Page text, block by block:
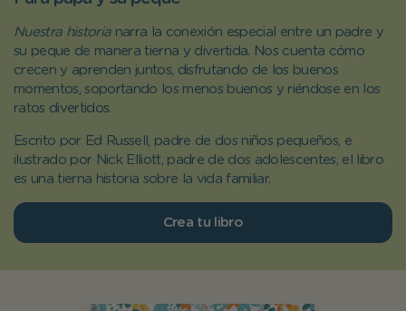
Nuestra historianarra la conexión especial entre un padre y
su peque de manera tierna y divertida. Nos cuenta cómo
crecen y aprenden juntos, disfrutando de los buenos
momentos, soportando los menos buenos y riéndose en los
ratos divertidos.
Escrito por Ed Russell, padre de dos niños pequeños, e
ilustrado por Nick Elliott, padre de dos adolescentes, el libro
es una tierna historia sobre la vida familiar.
Crea tu libro